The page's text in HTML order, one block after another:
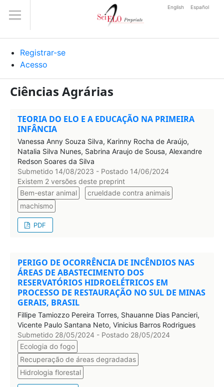
Registrar-se
Acesso
English Español
Ciências Agrárias
TEORIA DO ELO E A EDUCAÇÃO NA PRIMEIRA
INFÂNCIA
Vanessa Anny Souza Silva, Karinny Rocha de Araújo,
Natalia Silva Nunes, Sabrina Araujo de Sousa, Alexandre
Redson Soares da Silva
Submetido 14/08/2023 - Postado 14/06/2024
Existem 2 versões deste preprint
Bem-estar animal
crueldade contra animais
machismo
PDF
PERIGO DE OCORRÊNCIA DE INCÊNDIOS NAS
ÁREAS DE ABASTECIMENTO DOS
RESERVATÓRIOS HIDROELÉTRICOS EM
PROCESSO DE RESTAURAÇÃO NO SUL DE MINAS
GERAIS, BRASIL
Fillipe Tamiozzo Pereira Torres, Shauanne Dias Pancieri,
Vicente Paulo Santana Neto, Vinicius Barros Rodrigues
Submetido 28/05/2024 - Postado 28/05/2024
Ecologia do fogo
Recuperação de áreas degradadas
Hidrologia florestal